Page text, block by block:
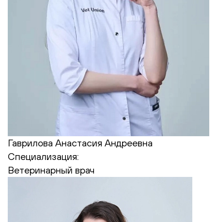
Гаврилова Анастасия Андреевна
Специализация:
Ветеринарный врач